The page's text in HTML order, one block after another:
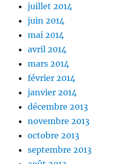
juillet 2014
juin 2014
mai 2014
avril 2014
mars 2014
février 2014
janvier 2014
décembre 2013
novembre 2013
octobre 2013
septembre 2013